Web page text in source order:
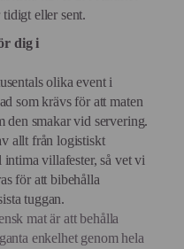
eller sent.
dig i
olika event i
som krävs för att maten
den smakar vid servering.
allt från logistiskt
villafester, så vet vi
för att bibehålla
tuggan.
mat är att behålla
enkelhet genom hela